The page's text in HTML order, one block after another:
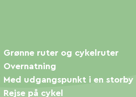
Grønne ruter og cykelruter
Overnatning
Med udgangspunkt i en storby
Rejse på cykel